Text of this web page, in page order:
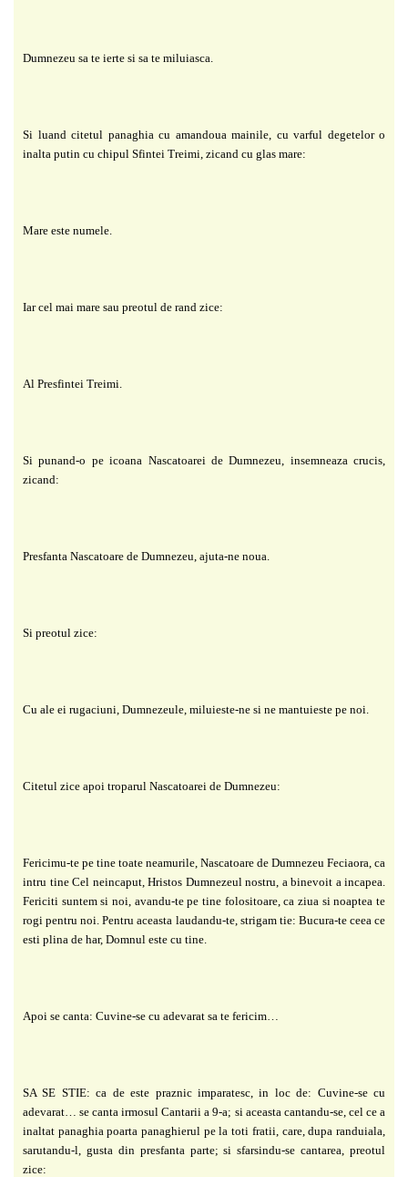
Dumnezeu sa te ierte si sa te miluiasca.
Si luand citetul panaghia cu amandoua mainile, cu varful degetelor o
inalta putin cu chipul Sfintei Treimi, zicand cu glas mare:
Mare este numele.
Iar cel mai mare sau preotul de rand zice:
Al Presfintei Treimi.
Si punand-o pe icoana Nascatoarei de Dumnezeu, insemneaza crucis,
zicand:
Presfanta Nascatoare de Dumnezeu, ajuta-ne noua.
Si preotul zice:
Cu ale ei rugaciuni, Dumnezeule, miluieste-ne si ne mantuieste pe noi.
Citetul zice apoi troparul Nascatoarei de Dumnezeu:
Fericimu-te pe tine toate neamurile, Nascatoare de Dumnezeu Feciaora, ca
intru tine Cel neincaput, Hristos Dumnezeul nostru, a binevoit a incapea.
Fericiti suntem si noi, avandu-te pe tine folositoare, ca ziua si noaptea te
rogi pentru noi. Pentru aceasta laudandu-te, strigam tie: Bucura-te ceea ce
esti plina de har, Domnul este cu tine.
Apoi se canta: Cuvine-se cu adevarat sa te fericim…
SA SE STIE: ca de este praznic imparatesc, in loc de: Cuvine-se cu
adevarat… se canta irmosul Cantarii a 9-a; si aceasta cantandu-se, cel ce a
inaltat panaghia poarta panaghierul pe la toti fratii, care, dupa randuiala,
sarutandu-l, gusta din presfanta parte; si sfarsindu-se cantarea, preotul
zice: